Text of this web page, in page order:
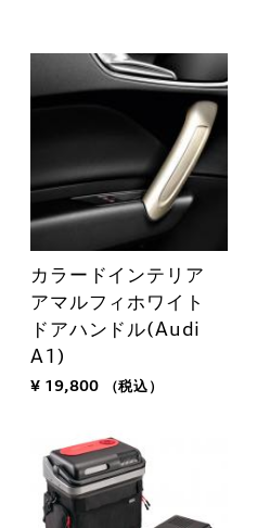
カラードインテリア
アマルフィホワイト
ドアハンドル(Audi
A1)
¥ 19,800 （税込）